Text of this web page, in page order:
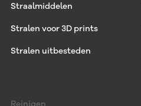
Straalmiddelen
Stralen voor 3D prints
Stralen uitbesteden